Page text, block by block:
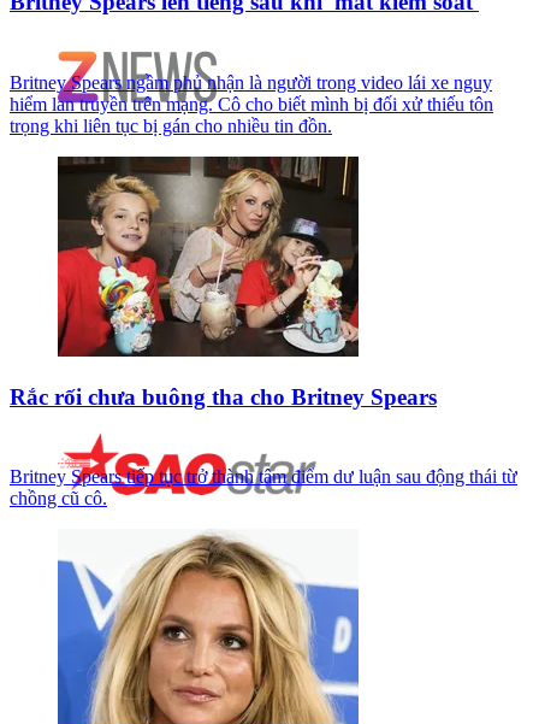
Britney Spears ngầm phủ nhận là người trong video lái xe nguy
hiểm lan truyền trên mạng. Cô cho biết mình bị đối xử thiếu tôn
trọng khi liên tục bị gán cho nhiều tin đồn.
Rắc rối chưa buông tha cho Britney Spears
Britney Spears tiếp tục trở thành tâm điểm dư luận sau động thái từ
chồng cũ cô.